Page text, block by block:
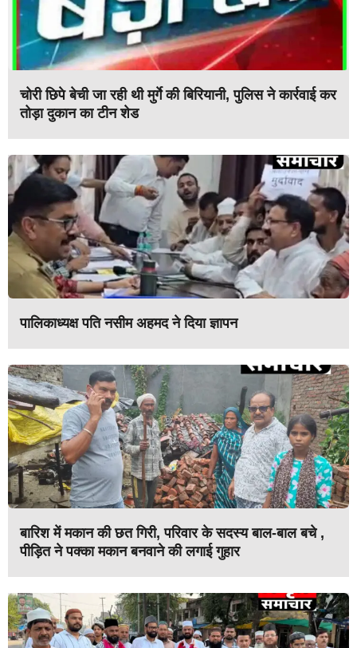
चोरी छिपे बेची जा रही थी मुर्गे की बिरियानी, पुलिस ने कार्रवाई कर
तोड़ा दुकान का टीन शेड
पालिकाध्यक्ष पति नसीम अहमद ने दिया ज्ञापन
बारिश में मकान की छत गिरी, परिवार के सदस्य बाल-बाल बचे ,
पीड़ित ने पक्का मकान बनवाने की लगाई गुहार